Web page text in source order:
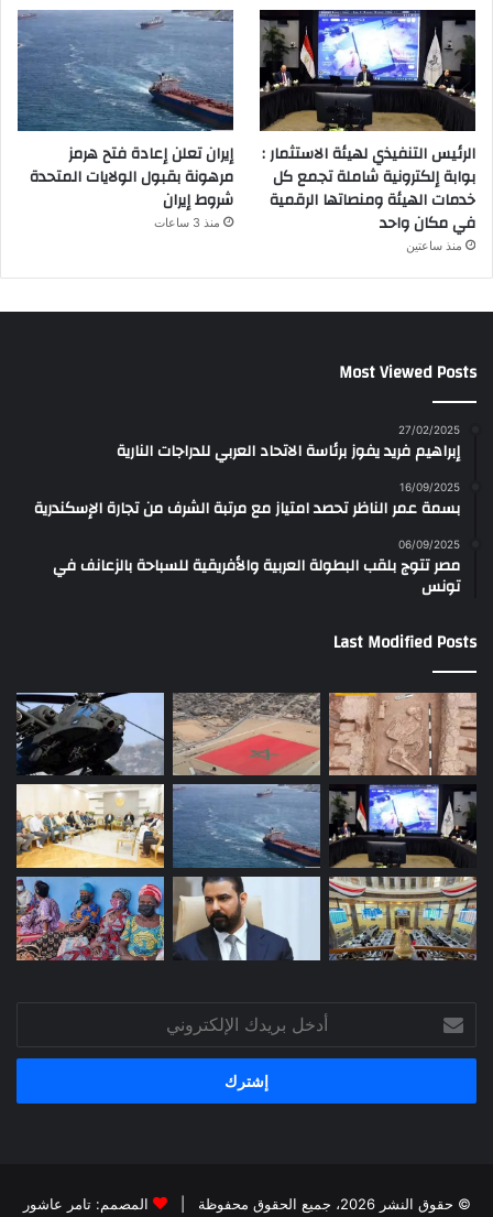
الرئيس التنفيذي لهيئة الاستثمار :
بوابة إلكترونية شاملة تجمع كل
خدمات الهيئة ومنصاتها الرقمية
في مكان واحد
منذ ساعتين
إيران تعلن إعادة فتح هرمز
مرهونة بقبول الولايات المتحدة
شروط إيران
منذ 3 ساعات
Most Viewed Posts
27/02/2025
إبراهيم فريد يفوز برئاسة الاتحاد العربي للدراجات النارية
16/09/2025
بسمة عمر الناظر تحصد امتياز مع مرتبة الشرف من تجارة الإسكندرية
06/09/2025
مصر تتوج بلقب البطولة العربية والأفريقية للسباحة بالزعانف في
تونس
Last Modified Posts
بريدك
الإلكتروني
© حقوق النشر 2026، جميع الحقوق محفوظة | المصمم: تامر عاشور